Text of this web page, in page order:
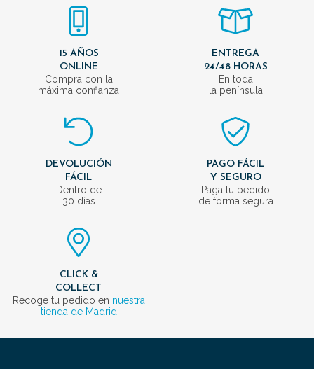
15 AÑOS
ONLINE
Compra con la
máxima confianza
ENTREGA
24/48 HORAS
En toda
la península
DEVOLUCIÓN
FÁCIL
Dentro de
30 días
PAGO FÁCIL
Y SEGURO
Paga tu pedido
de forma segura
CLICK &
COLLECT
Recoge tu pedido en nuestra
tienda de Madrid